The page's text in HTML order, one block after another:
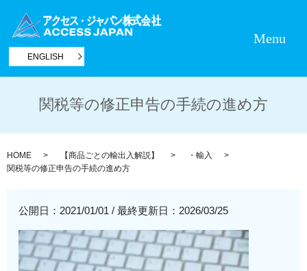
ENGLISH
Menu
関税等の修正申告の手続の進め方
HOME 【商品ごとの輸出入解説】
・輸入
関税等の修正申告の手続の進め方
公開日：2021/01/01 /最終更新日：2026/03/25